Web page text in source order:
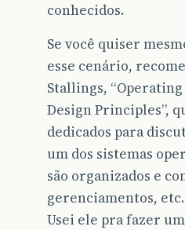
conhecidos.
Se você quiser
esse cenário,
Stallings,
Design Principles”,
dedicados para
um dos sistemas
são organizados e
gerenciamentos, etc.
Usei ele pra fazer